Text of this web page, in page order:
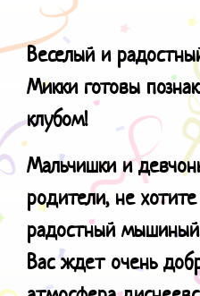
Веселый и
Микки готовы
клубом!
Мальчишки и
родители, не
радостный
Вас ждет очень